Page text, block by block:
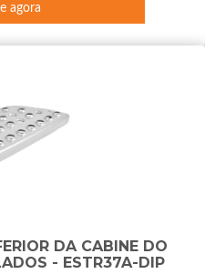
agora
DA CABINE DO
- ESTR37A-DIP